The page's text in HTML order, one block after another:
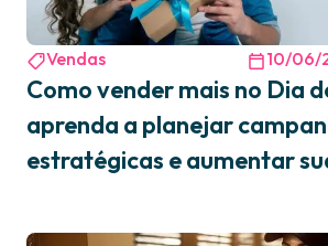
Vendas 10/06/
Como vender mais no Dia
aprenda a planejar
estratégicas e aumentar